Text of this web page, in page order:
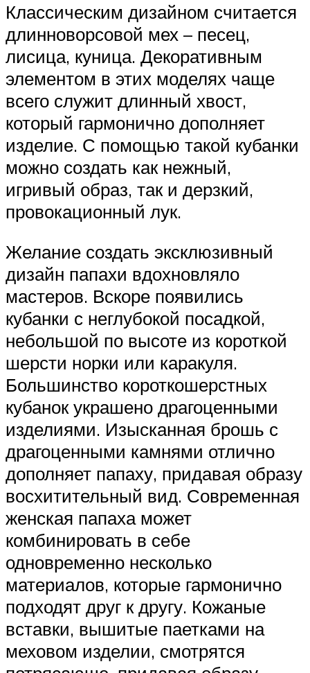
Классическим дизайном считается
длинноворсовой мех – песец,
лисица, куница. Декоративным
элементом в этих моделях чаще
всего служит длинный хвост,
который гармонично дополняет
изделие. С помощью такой кубанки
можно создать как нежный,
игривый образ, так и дерзкий,
провокационный лук.
Желание создать эксклюзивный
дизайн папахи вдохновляло
мастеров. Вскоре появились
кубанки с неглубокой посадкой,
небольшой по высоте из короткой
шерсти норки или каракуля.
Большинство короткошерстных
кубанок украшено драгоценными
изделиями. Изысканная брошь с
драгоценными камнями отлично
дополняет папаху, придавая образу
восхитительный вид. Современная
женская папаха может
комбинировать в себе
одновременно несколько
материалов, которые гармонично
подходят друг к другу. Кожаные
вставки, вышитые паетками на
меховом изделии, смотрятся